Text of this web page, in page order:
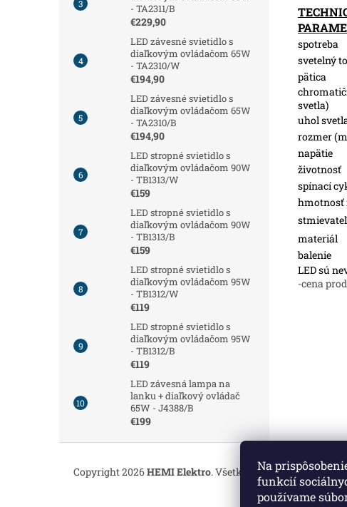
Na
funkcií
používame
- TA2311/B
€229,90
LED závesné svietidlo s
diaľkovým ovládačom 65W
- TA2310/W
€194,90
LED závesné svietidlo s
diaľkovým ovládačom 65W
- TA2310/B
€194,90
LED stropné svietidlo s
diaľkovým ovládačom 90W
- TB1313/W
€159
LED stropné svietidlo s
diaľkovým ovládačom 90W
- TB1313/B
€159
LED stropné svietidlo s
diaľkovým ovládačom 95W
- TB1312/W
€119
LED stropné svietidlo s
diaľkovým ovládačom 95W
- TB1312/B
€119
LED závesná lampa na
lanku + diaľkový ovládač
65W - J4388/B
€199
spotreba
svetelný
pätica
svetla)
uhol
rozmer
napätie
životnosť
spínací
hmotnosť
materiál
balenie
LED sú
-cena
Copyright 2026HEMI Elektro. Všetky práva vyhradené.